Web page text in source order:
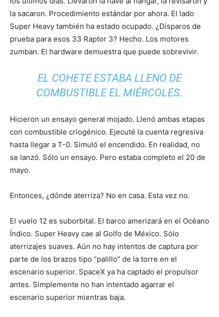
la sacaron. Procedimiento estándar por ahora. El lado
Super Heavy también ha estado ocupado. ¿Disparos de
prueba para esos 33 Raptor 3? Hecho. Los motores
zumban. El hardware demuestra que puede sobrevivir.
EL COHETE ESTABA LLENO DE
COMBUSTIBLE EL MIÉRCOLES.
Hicieron un ensayo general mojado. Llenó ambas etapas
con combustible criogénico. Ejecuté la cuenta regresiva
hasta llegar a T-0. Simuló el encendido. En realidad, no
se lanzó. Sólo un ensayo. Pero estaba completo el 20 de
mayo.
Entonces, ¿dónde aterriza? No en casa. Esta vez no.
El vuelo 12 es suborbital. El barco amerizará en el Océano
Índico. Super Heavy cae al Golfo de México. Sólo
aterrizajes suaves. Aún no hay intentos de captura por
parte de los brazos tipo “palillo” de la torre en el
escenario superior. SpaceX ya ha captado el propulsor
antes. Simplemente no han intentado agarrar el
escenario superior mientras baja.